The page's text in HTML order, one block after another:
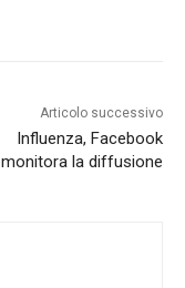
Articolo successivo
Influenza, Facebook
monitora la diffusione